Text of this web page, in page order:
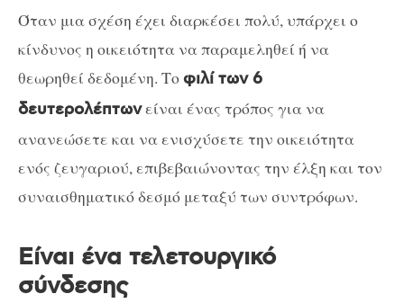
Όταν μια σχέση έχει διαρκέσει πολύ, υπάρχει ο
κίνδυνος η οικειότητα να παραμεληθεί ή να
θεωρηθεί δεδομένη. Τοφιλί των 6
δευτερολέπτωνείναι ένας τρόπος για να
ανανεώσετε και να ενισχύσετε την οικειότητα
ενός ζευγαριού, επιβεβαιώνοντας την έλξη και τον
συναισθηματικό δεσμό μεταξύ των συντρόφων.
Είναι ένα τελετουργικό
σύνδεσης